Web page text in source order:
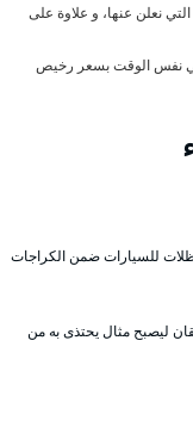
نعلن عنها، و علاوة على
نفس الوقت بسعر رخيص
للسيارات ضمن الكراجات
ليصبح مثال يحتذى به من